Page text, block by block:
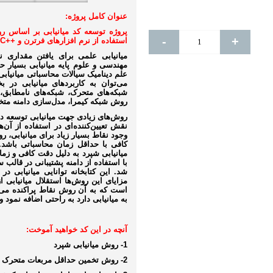
عنوان کامل پروژه:
استفاده از نرم افزارهای فرترن و ++C
میانیابی علمی برای یافتن
مهندسی و علوم پایه میانیابی
علم دینامیک سیالات محاسباتی
می‌توان به کاربردهای میانیابی
شبکه‌های متحرک، شبکه‌های
روش شبکه کیمرا، مدل‌سازی دامنه
روش‌های زیادی جهت میانیابی توسعه
نقش تعیین‌کننده‌ای در استفاده از
وجود نقاط بسیار زیاد برای
کافی با حداقل زمان محاسباتی
میانیابی شپرد به دلیل دقت کافی و
شد. این کتابخانه توانایی
مزایای این روش‌ها استقلال
است که به آن روش نقاط پراکنده
به میانیابی دارد به‌ راحتی اضافه
آنچه در این کد خواهید آموخت:
1- روش میانیابی شپرد
2- روش تخمین حداقل مربعات متحرک (
- +